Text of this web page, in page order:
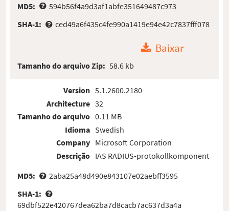
MD5:
594b56f4a9d3af1abfe351649487c973
SHA-1:
ced49a6f435c4fe990a1419e94e42c7837fff078
Baixar
Tamanho do arquivo Zip: 58.6 kb
Version
Architecture
Tamanho do arquivo
Idioma
Company
Descrição
5.1.2600.2180
32
0.11 MB
Swedish
Microsoft Corporation
IAS RADIUS-protokollkomponent
MD5:
2aba25a48d490e843107e02aebff3595
SHA-1:
69dbf522e420767dea62ba7d8cacb7ac637d3a4a